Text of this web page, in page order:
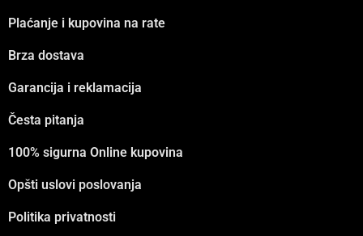
Plaćanje i kupovina na rate
Brza dostava
Garancija i reklamacija
Česta pitanja
100% sigurna Online kupovina
Opšti uslovi poslovanja
Politika privatnosti